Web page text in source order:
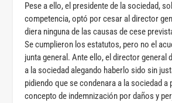
Pese a ello, el presidente de la sociedad,
competencia, optó por cesar al director
diera ninguna de las causas de cese
Se cumplieron los estatutos, pero no el
junta general. Ante ello, el director general
a la sociedad alegando haberlo sido sin
pidiendo que se condenara a la sociedad a
concepto de indemnización por daños y